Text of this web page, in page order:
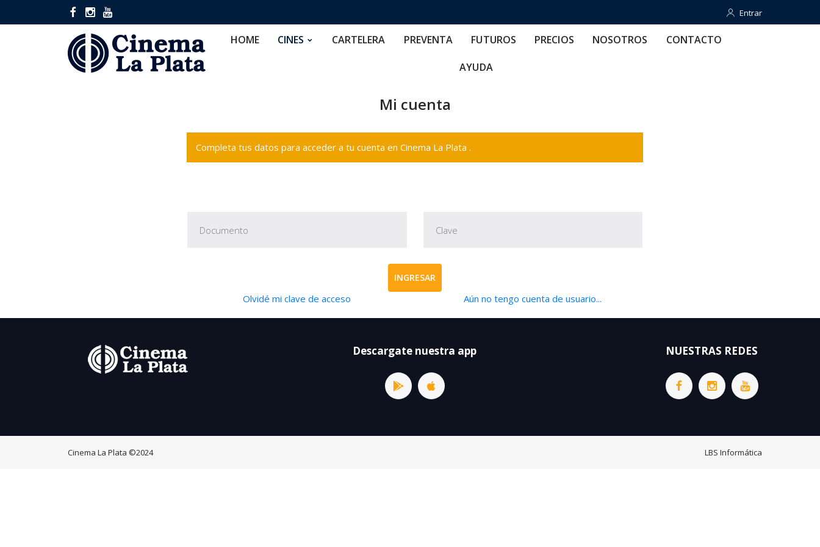
Entrar
Entrar
HOME CINES CARTELERA PREVENTA FUTUROS PRECIOS NOSOTROS CONTACTO
AYUDA
Mi cuenta
Completa tus datos para acceder a tu cuenta en Cinema La Plata .
INGRESAR
Olvidé mi clave de acceso Aún no tengo cuenta de usuario...
Descargate nuestra app NUESTRAS REDES
Cinema La Plata ©2024 LBS Informática